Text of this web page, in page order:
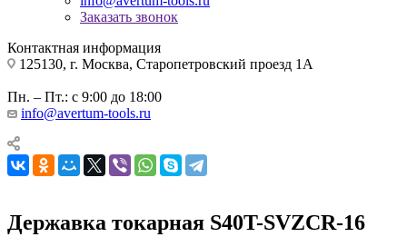
Заказать звонок
Контактная информация
125130, г. Москва, Старопетровский проезд 1А
Пн. – Пт.: с 9:00 до 18:00
info@avertum-tools.ru
Державка токарная S40T-SVZCR-16